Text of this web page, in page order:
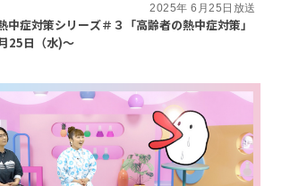
2025年 6月25日放送
中症対策シリーズ＃３「高齢者の熱中症対策」
25日（水)～